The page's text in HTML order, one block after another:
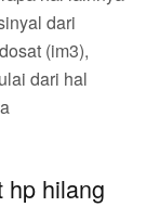
dari
(im3),
dari hal
hp hilang